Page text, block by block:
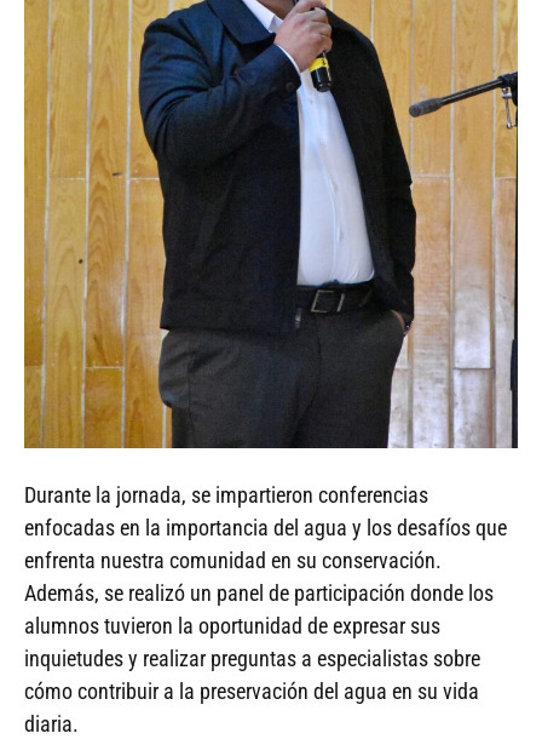
Durante la jornada, se impartieron conferencias
enfocadas en la importancia del agua y los desafíos que
enfrenta nuestra comunidad en su conservación.
Además, se realizó un panel de participación donde los
alumnos tuvieron la oportunidad de expresar sus
inquietudes y realizar preguntas a especialistas sobre
cómo contribuir a la preservación del agua en su vida
diaria.